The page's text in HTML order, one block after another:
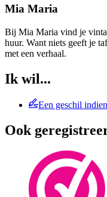
Mia Maria
Bij Mia Maria vind je
huur. Want niets geeft je
met een verhaal.
Ik wil...
Een geschil
Ook